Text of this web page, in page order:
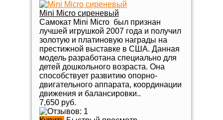
Mini Micro сиреневый
Самокат Mini Micro был признан
лучшей игрушкой 2007 года и получил
золотую и платиновую награды на
престижной выставке в США. Данная
модель разработана специально для
детей дошкольного возраста. Она
способствует развитию опорно-
двигательного аппарата, координации
движения и балансировки..
7,650 руб.